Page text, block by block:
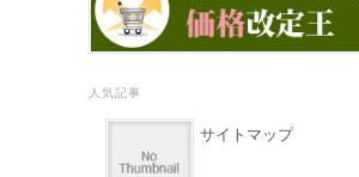
人気記事
サイトマップ